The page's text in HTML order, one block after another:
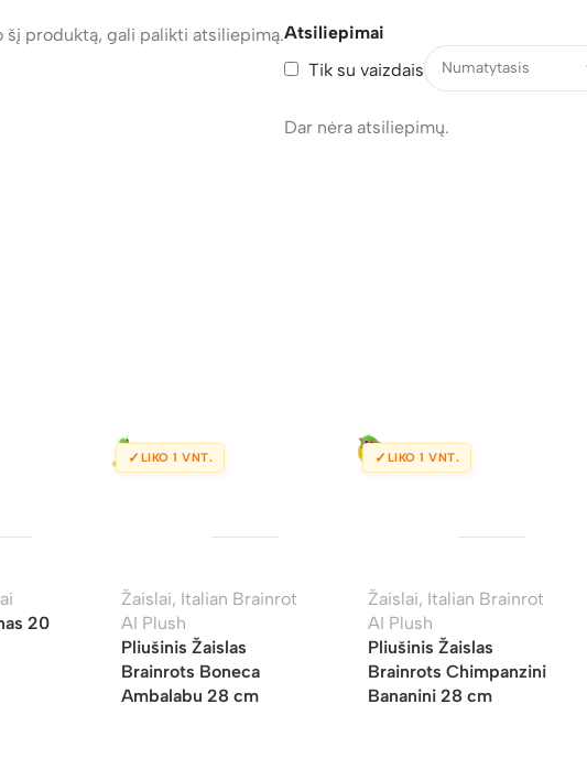
Atsiliepimai
Tik su vaizdais
Dar nėra atsiliepimų.
produktą, gali palikti atsiliepimą.
20
✓ LIKO 1 VNT.
Žaislai, Italian Brainrot
AI Plush
Pliušinis Žaislas
Brainrots Boneca
Ambalabu 28 cm
✓ LIKO 1 VNT.
Žaislai, Italian Brainrot
AI Plush
Pliušinis Žaislas
Brainrots Chimpanzini
Bananini 28 cm